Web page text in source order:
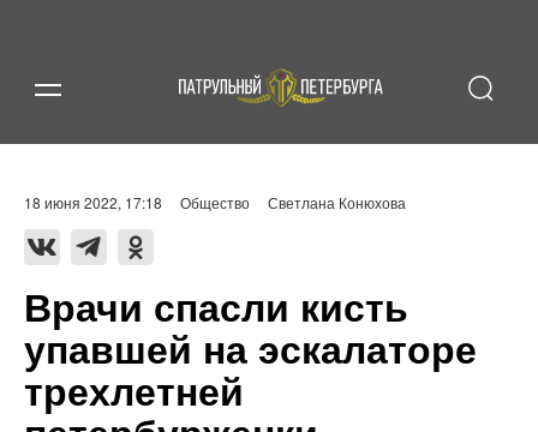
18 июня 2022, 17:18 Общество Светлана Конюхова
Врачи спасли кисть
упавшей на эскалаторе
трехлетней